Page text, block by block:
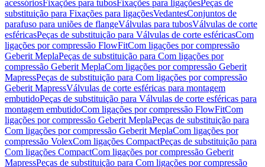
acessóriosFixações para tubosFixações para ligaçõesPeças de
substituição para Fixações para ligaçõesVedantesConjuntos de
parafuso para uniões de flangeVálvulas para tubosVálvulas de corte
esféricasPeças de substituição para Válvulas de corte esféricasCom
ligações por compressão FlowFitCom ligações por compressão
Geberit MeplaPeças de substituição para Com ligações por
compressão Geberit MeplaCom ligações por compressão Geberit
MapressPeças de substituição para Com ligações por compressão
Geberit MapressVálvulas de corte esféricas para montagem
embutidoPeças de substituição para Válvulas de corte esféricas para
montagem embutidoCom ligações por compressão FlowFitCom
ligações por compressão Geberit MeplaPeças de substituição para
Com ligações por compressão Geberit MeplaCom ligações por
compressão VolexCom ligações CompactPeças de substituição para
Com ligações CompactCom ligações por compressão Geberit
MapressPeças de substituição para Com ligações por compressão